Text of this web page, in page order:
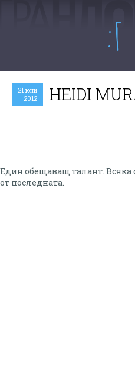
:Г
21 юни
2012
HEIDI
Един обещаващ талант. Всяка
от последната.